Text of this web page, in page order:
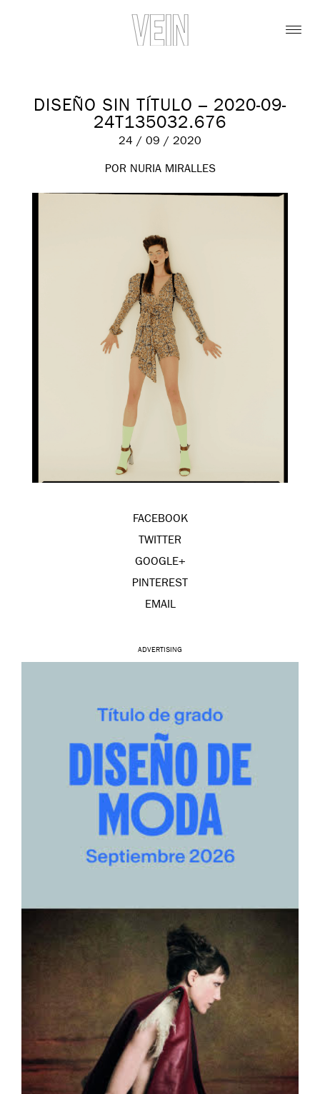
DISEÑO SIN TÍTULO – 2020-09-
24T135032.676
24 / 09 / 2020
POR NURIA MIRALLES
FACEBOOK
TWITTER
GOOGLE+
PINTEREST
EMAIL
ADVERTISING